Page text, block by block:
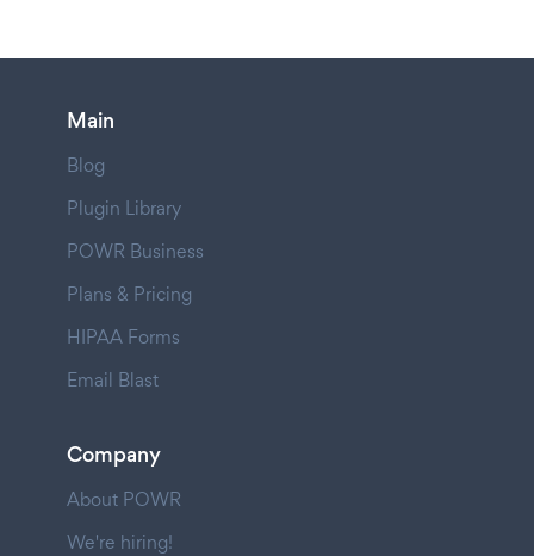
Main
Blog
Plugin Library
POWR Business
Plans & Pricing
HIPAA Forms
Email Blast
Company
About POWR
We're hiring!